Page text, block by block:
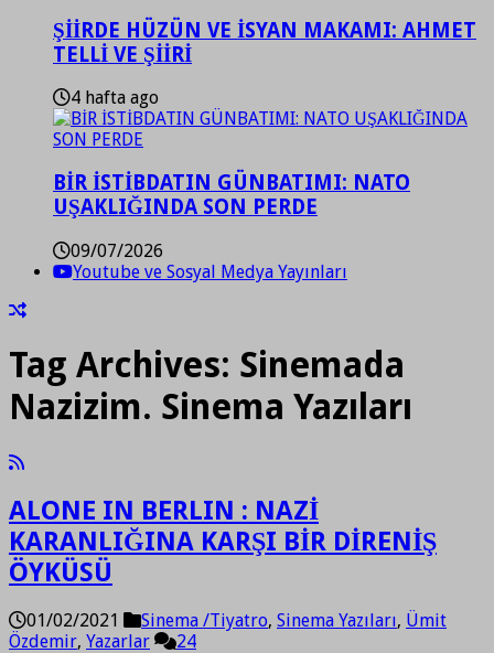
ŞİİRDE HÜZÜN VE İSYAN MAKAMI: AHMET
TELLİ VE ŞİİRİ
4 hafta ago
BİR İSTİBDATIN GÜNBATIMI: NATO
UŞAKLIĞINDA SON PERDE
09/07/2026
Youtube ve Sosyal Medya Yayınları
Tag Archives: Sinemada
Nazizim. Sinema Yazıları
ALONE IN BERLIN : NAZİ
KARANLIĞINA KARŞI BİR DİRENİŞ
ÖYKÜSÜ
01/02/2021 Sinema /Tiyatro, Sinema Yazıları, Ümit
Özdemir, Yazarlar 24